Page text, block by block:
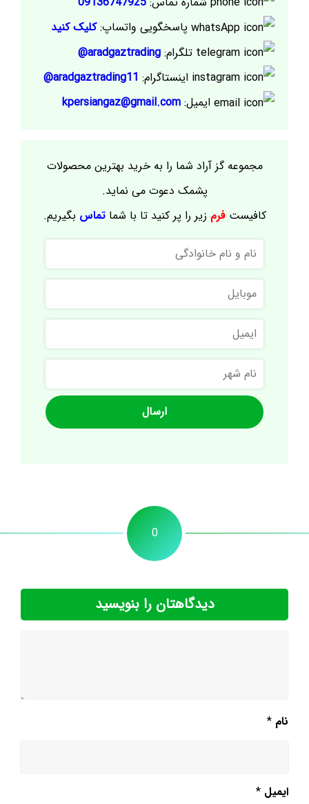
پاسخگویی واتساپ:کلیک کنید
تلگرام: aradgaztrading@
اینستاگرام: aradgaztrading11@
ایمیل: kpersiangaz@gmail.com
مجموعه گز آراد شما را به خرید بهترین محصولات
پشمک دعوت می نماید.
کافیستفرم زیر را پر کنید تا با شماتماس بگیریم.
نام
و
نام
خانوادگی
موبایل
ایمیل
نام
شهر
0
دیدگاهتان را بنویسید
نام *
ایمیل *